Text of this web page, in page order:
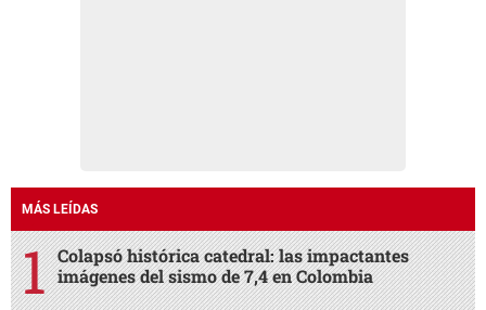
MÁS LEÍDAS
Colapsó histórica catedral: las impactantes
imágenes del sismo de 7,4 en Colombia